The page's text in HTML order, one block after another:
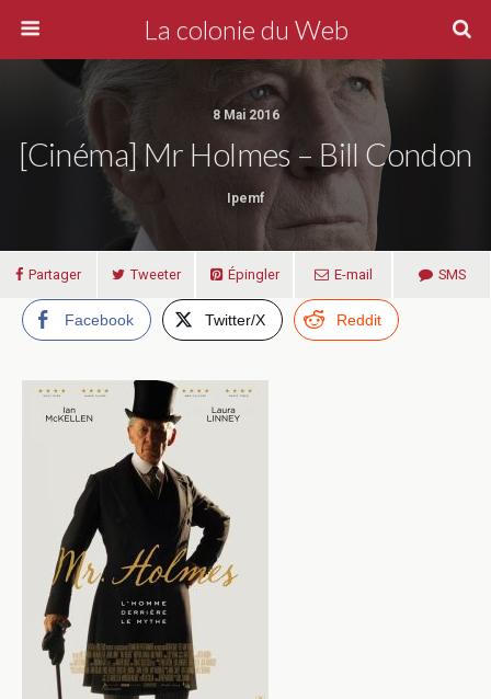
La colonie du Web
8 Mai 2016
[Cinéma] Mr Holmes – Bill Condon
Ipemf
Partager Tweeter Épingler E-mail SMS
Facebook Twitter/X Reddit